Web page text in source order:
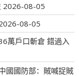
2026-08-05
08-05
萬戶口斬倉 錯過入
國國防部：賊喊捉賊